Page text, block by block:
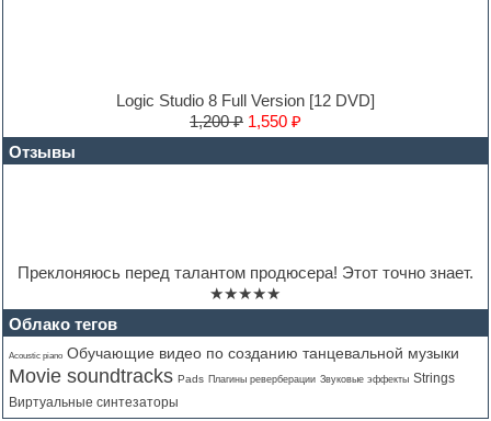
Maschine Expansion
Massive presets
Mastering plug-ins
Notation software
Orchestra
Orchestra drums
Organ
Pads
Percussion
Logic Studio 8 Full Version [12 DVD]
1,200 ₽ 1,550 ₽
Отзывы
Преклоняюсь перед талантом продюсера! Этот точно знает.
★★★★★
Облако тегов
Acoustic piano Обучающие видео по созданию танцевальной музыки
Movie soundtracks Pads Плагины реверберации Звуковые эффекты Strings
Виртуальные синтезаторы